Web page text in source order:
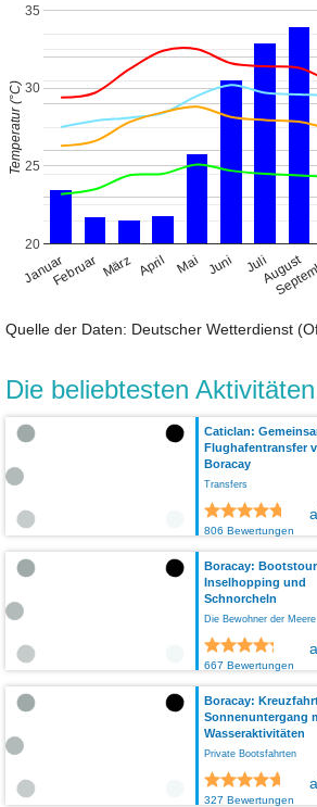
JanuarFebruar März April Mai Juni JuliAugust
20
25
30
35
Temperatur (°C)
Quelle der Daten: Deutscher Wetterdienst
Die beliebtesten Aktivitäten
Caticlan:
Flughafentransfer
Boracay
Transfers
806 Bewertungen
Boracay:
Inselhopping und
Schnorcheln
Die Bewohner der Meere
667 Bewertungen
Boracay:
Sonnenuntergang
Wasseraktivitäten
Private Bootsfahrten
327 Bewertungen